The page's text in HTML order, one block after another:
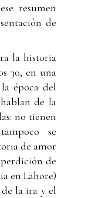
resumen
de
la historia
30, en una
época del
de la
no tienen
se
de amor
de
en Lahore)
la ira y el